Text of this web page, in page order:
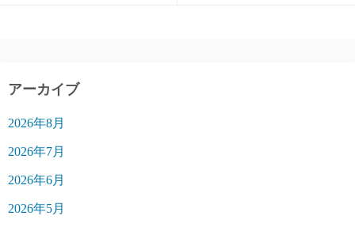
アーカイブ
2026年8月
2026年7月
2026年6月
2026年5月